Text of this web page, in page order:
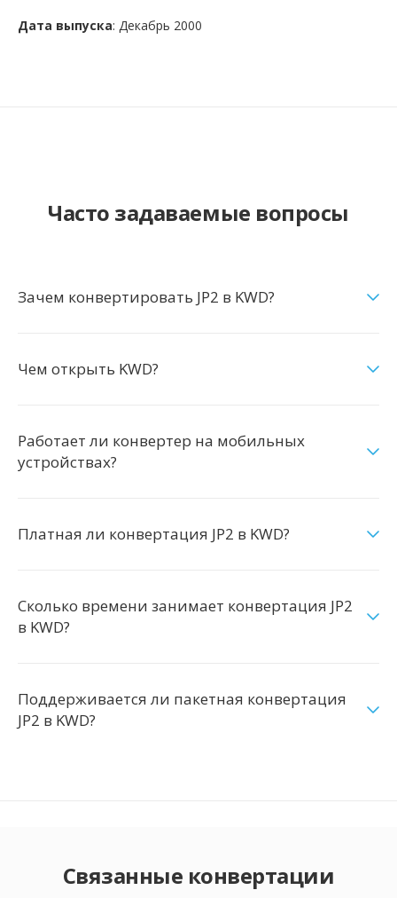
Дата выпуска: Декабрь 2000
Часто задаваемые вопросы
Зачем конвертировать JP2 в KWD?
Чем открыть KWD?
Работает ли конвертер на мобильных
устройствах?
Платная ли конвертация JP2 в KWD?
Сколько времени занимает конвертация JP2
в KWD?
Поддерживается ли пакетная конвертация
JP2 в KWD?
Связанные конвертации